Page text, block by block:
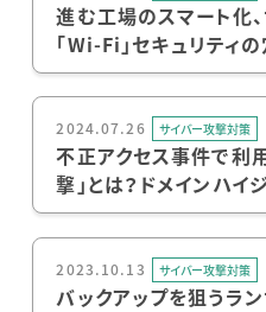
進む工場のスマート化
「Wi-Fi」セキュリティ
2024.07.26 サイバー攻撃対策
不正アクセス事件で利
撃」とは？ドメインハイ
2023.10.13 サイバー攻撃対策
バックアップを狙うラ